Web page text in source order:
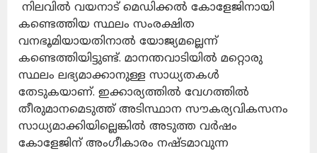
നിലവിൽ വയനാട് മെഡിക്കൽ കോളേജിനായി
കണ്ടെത്തിയ സ്ഥലം സംരക്ഷിത
വനഭൂമിയായതിനാൽ യോജ്യമല്ലെന്ന്
കണ്ടെത്തിയിട്ടുണ്ട്. മാനന്തവാടിയിൽ മറ്റൊരു
സ്ഥലം ലഭ്യമാക്കാനുള്ള സാധ്യതകൾ
തേടുകയാണ്. ഇക്കാര്യത്തിൽ വേഗത്തിൽ
തീരുമാനമെടുത്ത് അടിസ്ഥാന സൗകര്യവികസനം
സാധ്യമാക്കിയില്ലെങ്കിൽ അടുത്ത വർഷം
കോളേജിന് അംഗീകാരം നഷ്ടമാവുന്ന